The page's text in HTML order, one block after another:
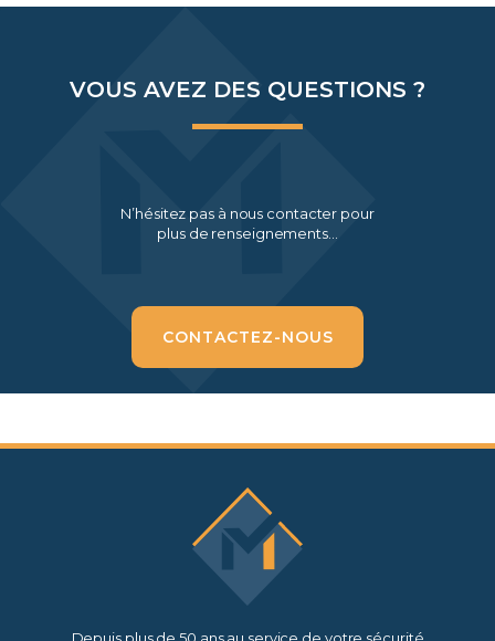
VOUS AVEZ DES QUESTIONS ?
N’hésitez pas à nous contacter pour
plus de renseignements…
CONTACTEZ-NOUS